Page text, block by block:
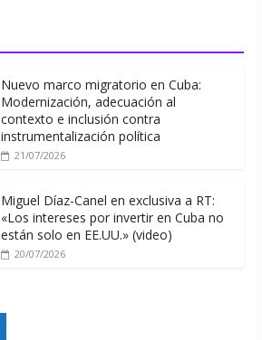
Nuevo marco migratorio en Cuba:
Modernización, adecuación al
contexto e inclusión contra
instrumentalización política
21/07/2026
Miguel Díaz-Canel en exclusiva a RT:
«Los intereses por invertir en Cuba no
están solo en EE.UU.» (video)
20/07/2026